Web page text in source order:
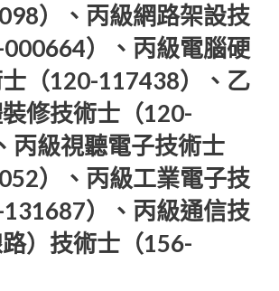
）、丙級網路架設技
）、丙級電腦硬
（120-117438）、乙
修技術士（120-
丙級視聽電子技術士
）、丙級工業電子技
）、丙級通信技
）技術士（156-